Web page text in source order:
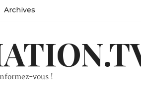
Archives
vous !